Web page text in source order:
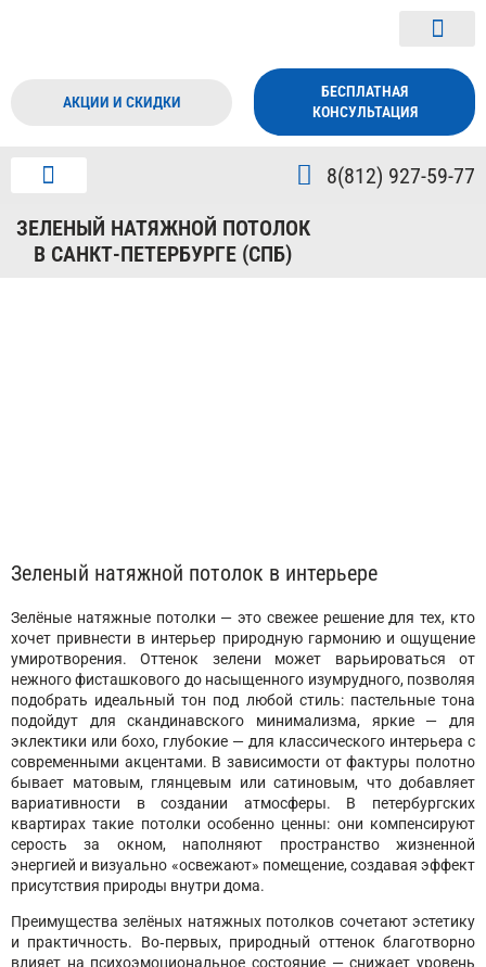
АКЦИИ И СКИДКИ
БЕСПЛАТНАЯ
КОНСУЛЬТАЦИЯ
8(812) 927-59-77
ЗЕЛЕНЫЙ НАТЯЖНОЙ ПОТОЛОК
В САНКТ-ПЕТЕРБУРГЕ (СПБ)
Зеленый натяжной потолок в интерьере
Зелёные натяжные потолки — это свежее решение для тех, кто
хочет привнести в интерьер природную гармонию и ощущение
умиротворения. Оттенок зелени может варьироваться от
нежного фисташкового до насыщенного изумрудного, позволяя
подобрать идеальный тон под любой стиль: пастельные тона
подойдут для скандинавского минимализма, яркие — для
эклектики или бохо, глубокие — для классического интерьера с
современными акцентами. В зависимости от фактуры полотно
бывает матовым, глянцевым или сатиновым, что добавляет
вариативности в создании атмосферы. В петербургских
квартирах такие потолки особенно ценны: они компенсируют
серость за окном, наполняют пространство жизненной
энергией и визуально «освежают» помещение, создавая эффект
присутствия природы внутри дома.
Преимущества зелёных натяжных потолков сочетают эстетику
и практичность. Во‑первых, природный оттенок благотворно
влияет на психоэмоциональное состояние — снижает уровень